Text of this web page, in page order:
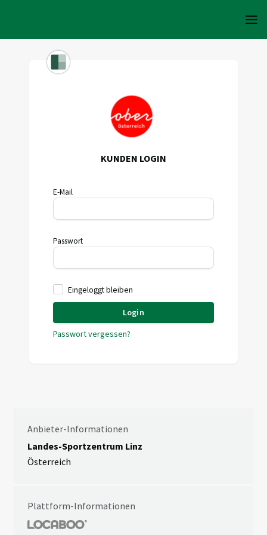
KUNDEN LOGIN
E-Mail
Passwort
Eingeloggt bleiben
Login
Passwort vergessen?
Anbieter-Informationen
Landes-Sportzentrum Linz
Österreich
Plattform-Informationen